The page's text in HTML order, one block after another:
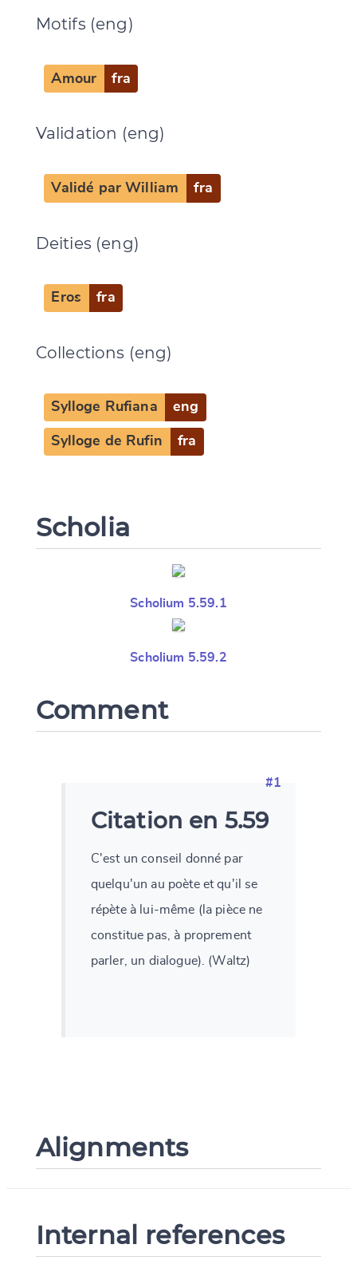
Motifs (eng)
Amour fra
Validation (eng)
Validé par William fra
Deities (eng)
Eros fra
Collections (eng)
Sylloge Rufiana eng
Sylloge de Rufin fra
Scholia
Scholium 5.59.1
Scholium 5.59.2
Comment
#1
Citation en 5.59
C'est un conseil donné par
quelqu'un au poète et qu'il se
répète à lui-même (la pièce ne
constitue pas, à proprement
parler, un dialogue). (Waltz)
Alignments
Internal references
Change language
CANCEL SUBMIT & CHANGE